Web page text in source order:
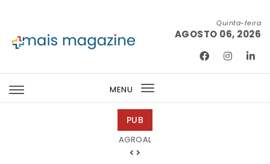
Quinta-feira
AGOSTO 06, 2026
MENU
Toggle
PUB
AGROAL
Tintas 2000